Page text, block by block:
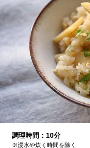
調理時間：10分
※浸水や炊く時間を除く